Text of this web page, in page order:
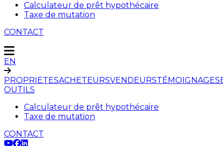
Calculateur de prêt hypothécaire
Taxe de mutation
CONTACT
EN
PROPRIETESACHETEURSVENDEURSTÉMOIGNAGES
OUTILS
Calculateur de prêt hypothécaire
Taxe de mutation
CONTACT